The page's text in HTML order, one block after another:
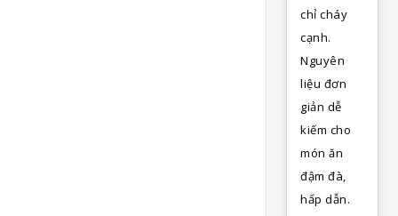
chỉ cháy
cạnh.
Nguyên
liệu đơn
giản dễ
kiếm cho
món ăn
đậm đà,
hấp dẫn.